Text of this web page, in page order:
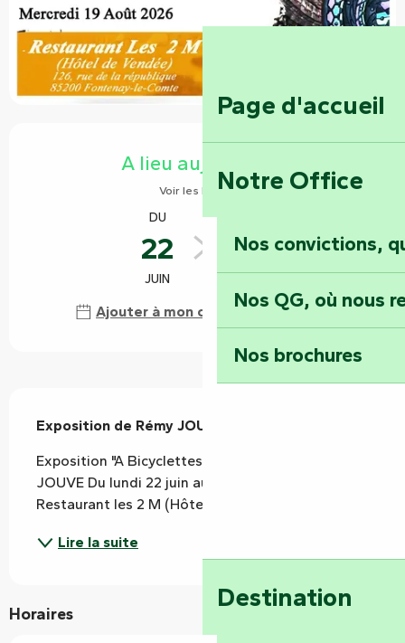
Page d'accueil
Notre Office
Nos convictions,
Nos QG, où nous
Nos brochures
Destination
A lieu aujourd'hui
Voir les horaires
DU
22
JUIN
19
Ajouter à mon calendrier Google
Exposition de Rémy JOUVE
Exposition "A Bicyclettes" Exposition de Rémy
JOUVE Du lundi 22 juin au mercredi 19 août 2026.
Restaurant les 2 M (Hôtel de Vendée).
Lire la suite
Horaires